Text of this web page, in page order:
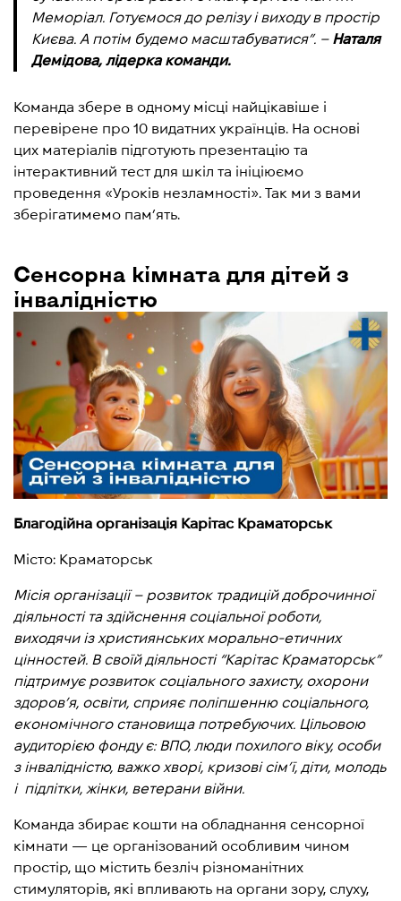
Меморіал. Готуємося до релізу і виходу в простір
Києва. А потім будемо масштабуватися”. – Наталя
Демідова, лідерка команди.
Команда збере в одному місці найцікавіше і
перевірене про 10 видатних українців. На основі
цих матеріалів підготують презентацію та
інтерактивний тест для шкіл та ініціюємо
проведення «Уроків незламності». Так ми з вами
зберігатимемо пам’ять.
Сенсорна кімната для дітей з
інвалідністю
Благодійна організація Карітас Краматорськ
Місто: Краматорськ
Місія організації – розвиток традицій доброчинної
діяльності та здійснення соціальної роботи,
виходячи із християнських морально-етичних
цінностей. В своїй діяльності “Карітас Краматорськ”
підтримує розвиток соціального захисту, охорони
здоров’я, освіти, сприяє поліпшенню соціального,
економічного становища потребуючих. Цільовою
аудиторією фонду є: ВПО, люди похилого віку, особи
з інвалідністю, важко хворі, кризові сім’ї, діти, молодь
і підлітки, жінки, ветерани війни.
Команда збирає кошти на обладнання сенсорної
кімнати — це організований особливим чином
простір, що містить безліч різноманітних
стимуляторів, які впливають на органи зору, слуху,